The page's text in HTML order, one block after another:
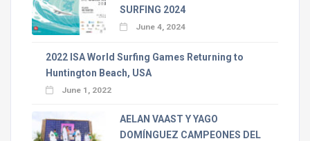
SURFING 2024
June 4, 2024
2022 ISA World Surfing Games Returning to
Huntington Beach, USA
June 1, 2022
AELAN VAAST Y YAGO
DOMÍNGUEZ CAMPEONES DEL